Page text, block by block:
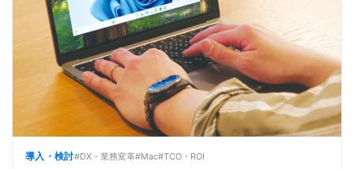
導入・検討#DX・業務変革#Mac#TCO・ROI